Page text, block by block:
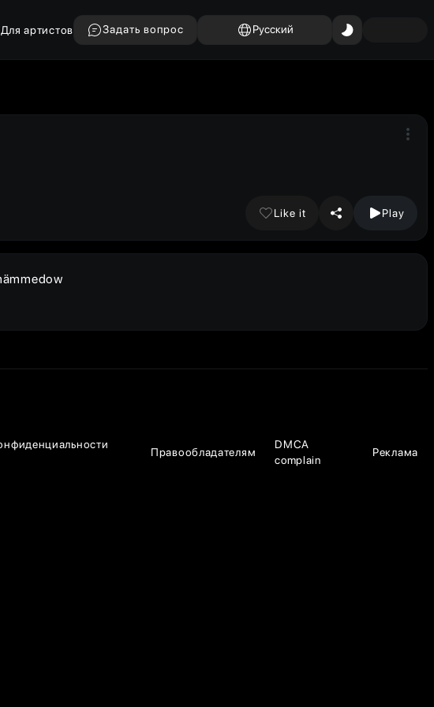
Для артистов Задать вопрос Русский
Like it Play
Правообладателям
DMCA
complain
Реклама